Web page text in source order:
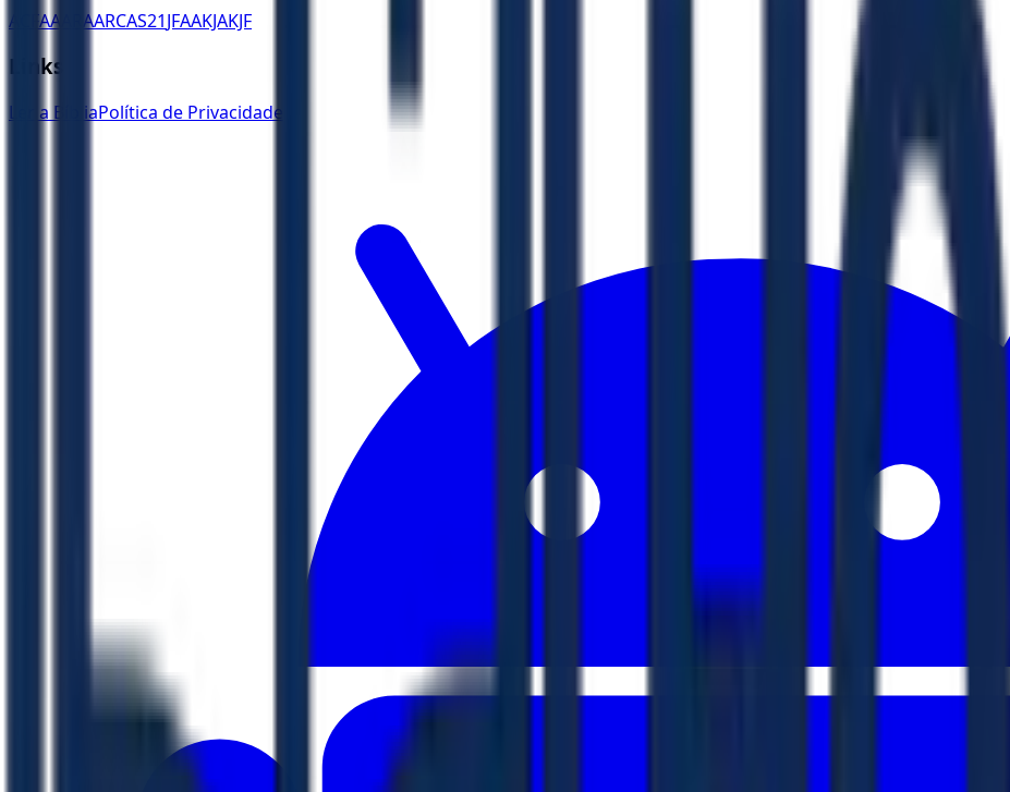
ACFAA ARAARCAS21JFAAKJAKJF
Links
Ler a BíbliaPolítica de Privacidade